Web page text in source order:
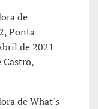
de
Ponta
de 2021
Castro,
de What's